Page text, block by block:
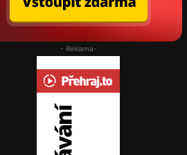
- Reklama-